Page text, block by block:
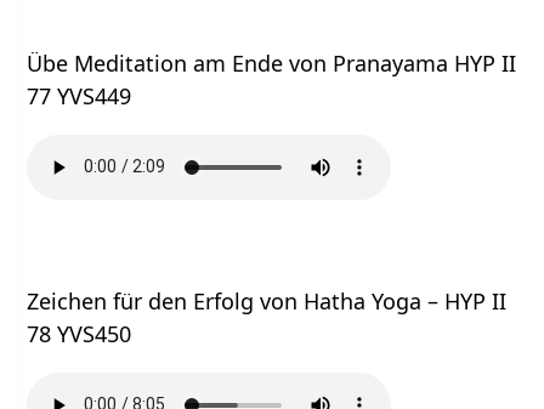
Übe Meditation am Ende von Pranayama HYP II
77 YVS449
Zeichen für den Erfolg von Hatha Yoga – HYP II
78 YVS450